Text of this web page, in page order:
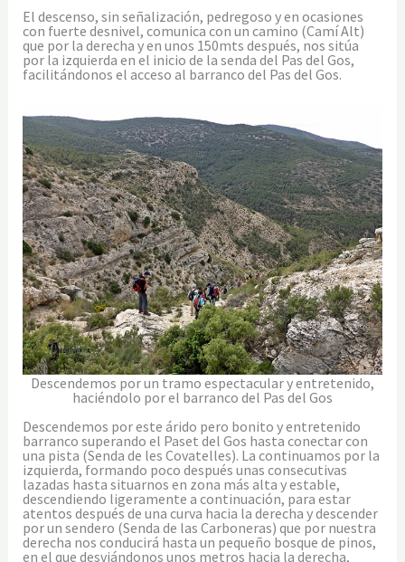
El descenso, sin señalización, pedregoso y en ocasiones
con fuerte desnivel, comunica con un camino (Camí Alt)
que por la derecha y en unos 150mts después, nos sitúa
por la izquierda en el inicio de la senda del Pas del Gos,
facilitándonos el acceso al barranco del Pas del Gos.
Descendemos por un tramo espectacular y entretenido,
haciéndolo por el barranco del Pas del Gos
Descendemos por este árido pero bonito y entretenido
barranco superando el Paset del Gos hasta conectar con
una pista (Senda de les Covatelles). La continuamos por la
izquierda, formando poco después unas consecutivas
lazadas hasta situarnos en zona más alta y estable,
descendiendo ligeramente a continuación, para estar
atentos después de una curva hacia la derecha y descender
por un sendero (Senda de las Carboneras) que por nuestra
derecha nos conducirá hasta un pequeño bosque de pinos,
en el que desviándonos unos metros hacia la derecha,